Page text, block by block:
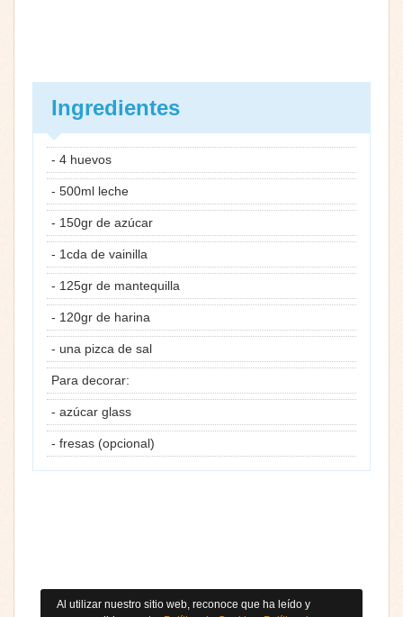
Ingredientes
- 4 huevos
- 500ml leche
- 150gr de azúcar
- 1cda de vainilla
- 125gr de mantequilla
- 120gr de harina
- una pizca de sal
Para decorar:
- azúcar glass
- fresas (opcional)
Al utilizar nuestro sitio web, reconoce que ha leído y